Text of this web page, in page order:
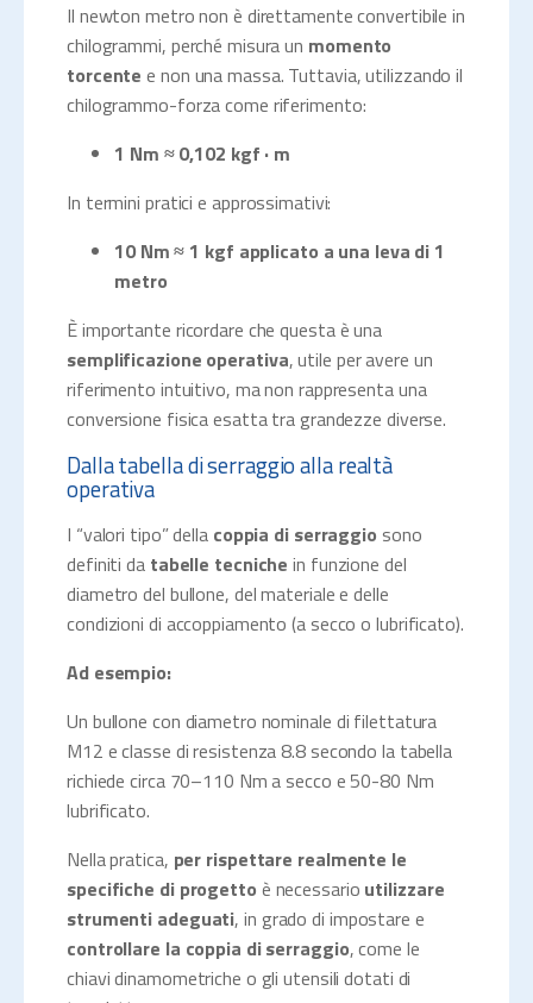
Il newton metro non è direttamente convertibile in
chilogrammi, perché misura un momento
torcente e non una massa. Tuttavia, utilizzando il
chilogrammo-forza come riferimento:
1 Nm ≈ 0,102 kgf · m
In termini pratici e approssimativi:
10 Nm ≈ 1 kgf applicato a una leva di 1
metro
È importante ricordare che questa è una
semplificazione operativa, utile per avere un
riferimento intuitivo, ma non rappresenta una
conversione fisica esatta tra grandezze diverse.
Dalla tabella di serraggio alla realtà
operativa
I “valori tipo” della coppia di serraggio sono
definiti da tabelle tecniche in funzione del
diametro del bullone, del materiale e delle
condizioni di accoppiamento (a secco o lubrificato).
Ad esempio:
Un bullone con diametro nominale di filettatura
M12 e classe di resistenza 8.8 secondo la tabella
richiede circa 70–110 Nm a secco e 50-80 Nm
lubrificato.
Nella pratica, per rispettare realmente le
specifiche di progetto è necessario utilizzare
strumenti adeguati, in grado di impostare e
controllare la coppia di serraggio, come le
chiavi dinamometriche o gli utensili dotati di